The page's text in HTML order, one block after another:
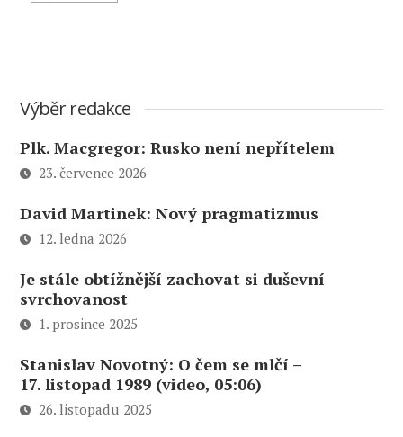
Výběr redakce
Plk. Macgregor: Rusko není nepřítelem
23. července 2026
David Martinek: Nový pragmatizmus
12. ledna 2026
Je stále obtížnější zachovat si duševní
svrchovanost
1. prosince 2025
Stanislav Novotný: O čem se mlčí –
17. listopad 1989 (video, 05:06)
26. listopadu 2025